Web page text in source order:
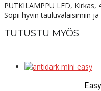
PUTKILAMPPU LED, Kirkas,
Sopii hyvin tauluvalaisimiin
TUTUSTU MYÖS